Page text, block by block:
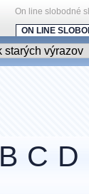
On line slobodné
ON LINE
B C D